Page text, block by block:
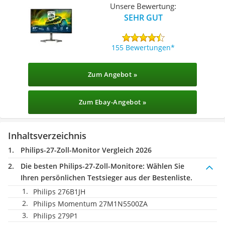
Unsere Bewertung:
SEHR GUT
155 Bewertungen
Zum Angebot »
Zum Ebay-Angebot »
Inhaltsverzeichnis
Philips-27-Zoll-Monitor Vergleich 2026
Die besten Philips-27-Zoll-Monitore: Wählen Sie
Ihren persönlichen Testsieger aus der Bestenliste.
Philips 276B1JH
Philips Momentum 27M1N5500ZA
Philips 279P1